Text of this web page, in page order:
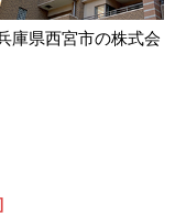
庫県西宮市の株式会